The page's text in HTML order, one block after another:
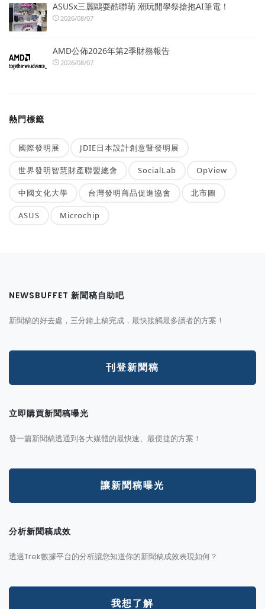
ASUSx三麗鷗耍酷聯萌 潮玩開學祭搶抱AI筆電！
2026/08/07
AMD公佈2026年第2季財務報告
2026/08/07
熱門標籤
國際發明展 JDIE日本設計創意暨發明展
世界發明智慧財產聯盟總會 SocialLab OpView
中國文化大學 台灣發明商品促進協會 北市圖
ASUS Microchip
NEWSBUFFET 新聞稿自助吧
新聞稿的好去處，三分鐘上稿完成，最快接觸最多讀者的方案！
刊登新聞稿
立即購買新聞稿曝光
發一篇新聞稿透通到各大媒體的最快速、最便捷的方案！
讓新聞稿曝光
分析新聞稿成效
透過Trek數據平台的分析讓您知道你的新聞稿成效表現如何？
我想了解